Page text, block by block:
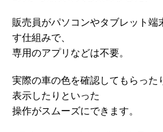
販売員がパソコンやタブレット端
す仕組みで、
専用のアプリなどは不要。
実際の車の色を確認してもらった
表示したりといった
操作がスムーズにできます。